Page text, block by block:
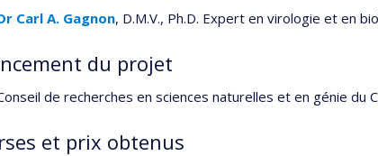
Carl A. Gagnon, D.M.V., Ph.D. Expert en virologie et en
du projet
de recherches en sciences naturelles et en génie du
et prix obtenus